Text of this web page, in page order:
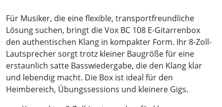
Für Musiker, die eine flexible, transportfreundliche
Lösung suchen, bringt die Vox BC 108 E-Gitarrenbox
den authentischen Klang in kompakter Form. Ihr 8-Zoll-
Lautsprecher sorgt trotz kleiner Baugröße für eine
erstaunlich satte Basswiedergabe, die den Klang klar
und lebendig macht. Die Box ist ideal für den
Heimbereich, Übungssessions und kleinere Gigs.